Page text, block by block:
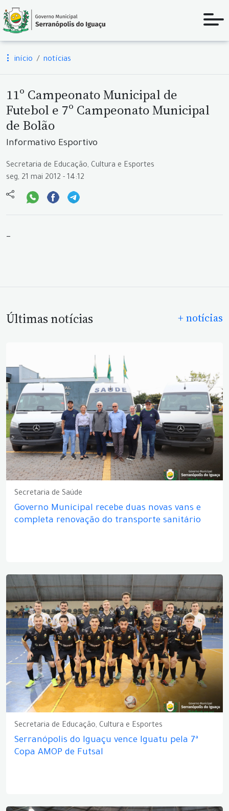
início notícias
11º Campeonato Municipal de
Futebol e 7º Campeonato Municipal
de Bolão
Informativo Esportivo
Secretaria de Educação, Cultura e Esportes
seg, 21 mai 2012 - 14:12
_
Últimas notícias + notícias
Secretaria de Saúde
Governo Municipal recebe duas novas vans e
completa renovação do transporte sanitário
Secretaria de Educação, Cultura e Esportes
Serranópolis do Iguaçu vence Iguatu pela 7ª
Copa AMOP de Futsal